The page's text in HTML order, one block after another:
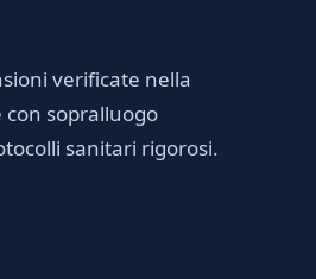
verificate nella
sopralluogo
sanitari rigorosi.